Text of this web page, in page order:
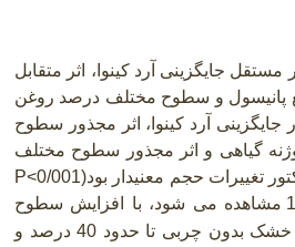
به نتایج جدول 5 ،اثر مستقل جایگزینی آرد کینوا، اثر متقابل
و سطوح مختلف درصد روغن
جایگزینی آرد کینوا، اثر مجذور سطوح
گیاهی و اثر مجذور سطوح مختلف
تغییرات حجم معنیدار بودP<0/001)
. همانطور که در شکل 1 مشاهده می شود، با افزایش سطوح
جایگزینی آرد کینوا با شیر خشک بدون چربی تا حدود 40 درصد و